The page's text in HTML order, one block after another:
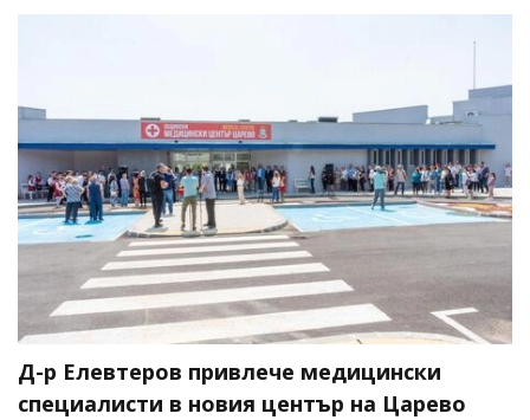
Д-р Елевтеров привлече медицински
специалисти в новия център на Царево